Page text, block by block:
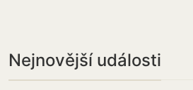
Nejnovější události